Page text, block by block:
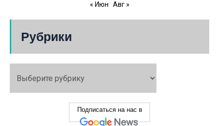
« Июн
Авг »
Рубрики
Подписаться на нас в